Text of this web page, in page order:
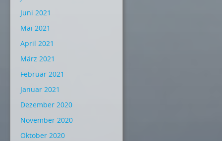
Juni 2021
Mai 2021
April 2021
März 2021
Februar 2021
Januar 2021
Dezember 2020
November 2020
Oktober 2020